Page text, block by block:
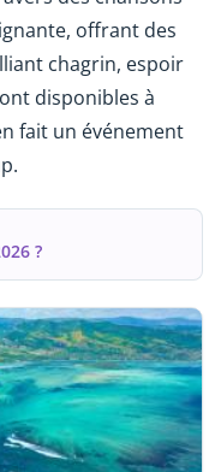
offrant des
chagrin, espoir
disponibles à
fait un événement
?